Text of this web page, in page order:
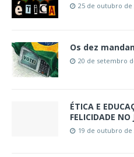
25 de outubro de
Os dez
20 de setembro
ÉTICA E
FELICIDADE NO
19 de outubro de